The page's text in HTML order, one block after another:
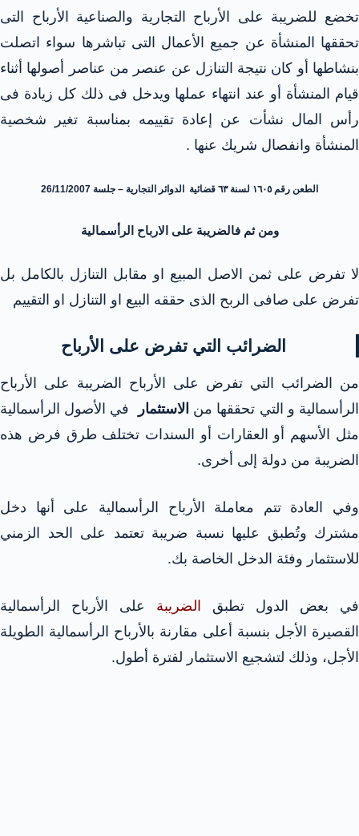
تخضع للضريبة على الأرباح التجارية والصناعية الأرباح التى
تحققها المنشأة عن جميع الأعمال التى تباشرها سواء اتصلت
بنشاطها أو كان نتيجة التنازل عن عنصر من عناصر أصولها أثناء
قيام المنشأة أو عند انتهاء عملها ويدخل فى ذلك كل زيادة فى
رأس المال نشأت عن إعادة تقييمه بمناسبة تغير شخصية
المنشأة وانفصال شريك عنها .
الطعن رقم ١٦٠٥ لسنة ٦٣ قضائية الدوائر التجارية – جلسة 26/11/2007
ومن ثم فالضريبة على الارباح الرأسمالية
لا تفرض على ثمن الاصل المبيع او مقابل التنازل بالكامل بل
تفرض على صافى الربح الذى حققه البيع او التنازل او التقييم
الضرائب التي تفرض على الأرباح
من الضرائب التي تفرض على الأرباح الضريبة على الأرباح
الرأسمالية و التي تحققها من الاستثمار في الأصول الرأسمالية
مثل الأسهم أو العقارات أو السندات تختلف طرق فرض هذه
الضريبة من دولة إلى أخرى.
وفي العادة تتم معاملة الأرباح الرأسمالية على أنها دخل
مشترك وتُطبق عليها نسبة ضريبة تعتمد على الحد الزمني
للاستثمار وفئة الدخل الخاصة بك.
في بعض الدول تطبق الضريبة على الأرباح الرأسمالية
القصيرة الأجل بنسبة أعلى مقارنة بالأرباح الرأسمالية الطويلة
الأجل، وذلك لتشجيع الاستثمار لفترة أطول.